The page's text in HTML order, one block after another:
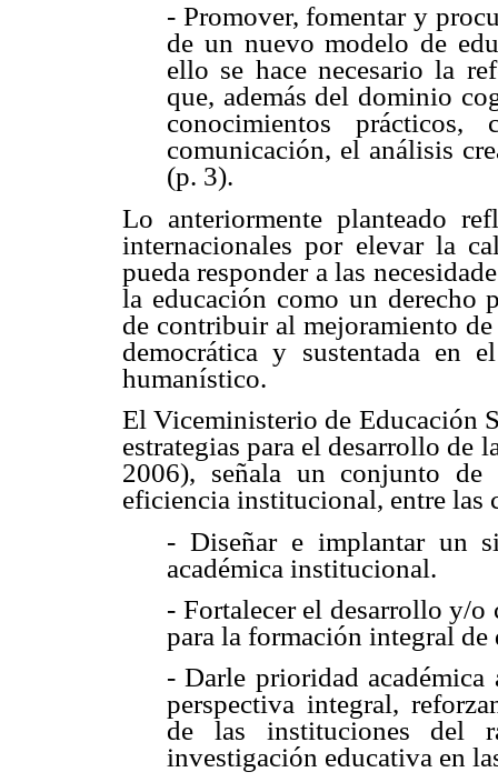
- Promover, fomentar y
de un nuevo modelo de
ello se hace necesario la
que, además del dominio
conocimientos
comunicación, el análisis
(p. 3).
Lo anteriormente planteado
internacionales por elevar la
pueda responder a las
la educación como un
de contribuir al mejoramiento
democrática y sustentada en
humanístico.
El Viceministerio de Educación
estrategias para el desarrollo de
2006), señala un conjunto
eficiencia institucional, entre las
- Diseñar e implantar un
académica institucional.
- Fortalecer el desarrollo y/o
para la formación integral de
- Darle prioridad académica
perspectiva integral,
de las instituciones del
investigación educativa en